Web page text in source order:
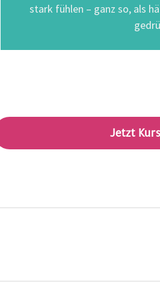
stark fühlen – ganz so, als
Jetzt